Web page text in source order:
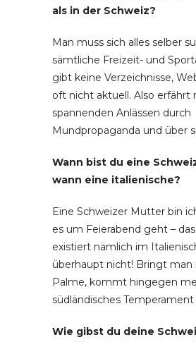
als in der Schweiz?
Man muss sich alles selber
sämtliche Freizeit- und
gibt keine Verzeichnisse,
oft nicht aktuell. Also erfährt
spannenden Anlässen durch
Mundpropaganda und über
Wann bist du eine
wann eine italienische?
Eine Schweizer Mutter bin
es um Feierabend geht –
existiert nämlich im
überhaupt nicht! Bringt man
Palme, kommt hingegen
südländisches
Wie gibst du deine